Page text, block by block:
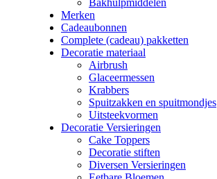
Bakhulpmiddelen
Merken
Cadeaubonnen
Complete (cadeau) pakketten
Decoratie materiaal
Airbrush
Glaceermessen
Krabbers
Spuitzakken en spuitmondjes
Uitsteekvormen
Decoratie Versieringen
Cake Toppers
Decoratie stiften
Diversen Versieringen